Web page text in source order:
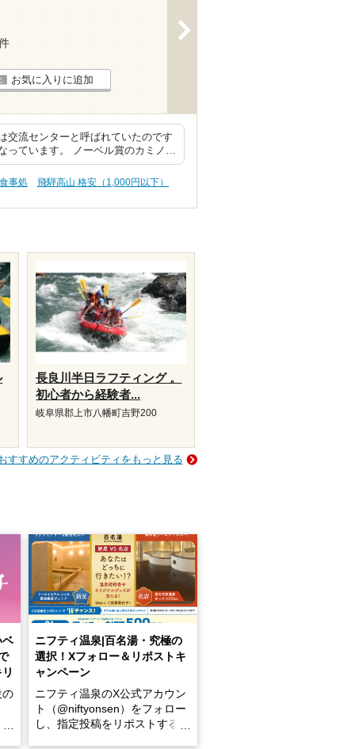
お気に入りに追加
交流センターと呼ばれていたのです
っています。 ノーベル賞のカミノ…
事処 飛騨高山 格安（1,000円以下）
長良川半日ラフティング 。
初心者から経験者...
岐阜県郡上市八幡町吉野200
すすめのアクティビティをもっと見る
ベ
の
ニフティ温泉|百名湯・究極の
選択！Xフォロー＆リポストキ
ャンペーン
ニフティ温泉のX公式アカウン
ト（@niftyonsen）をフォロー
し、指定投稿をリポストする